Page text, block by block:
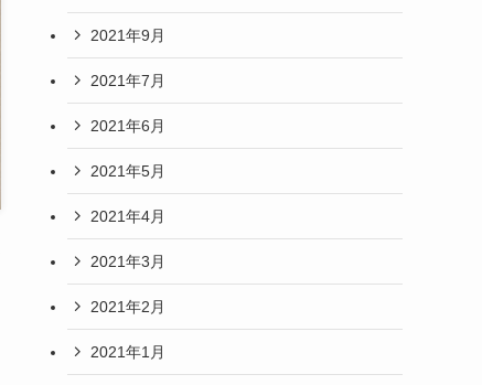
2021年9月
2021年7月
2021年6月
2021年5月
2021年4月
2021年3月
2021年2月
2021年1月